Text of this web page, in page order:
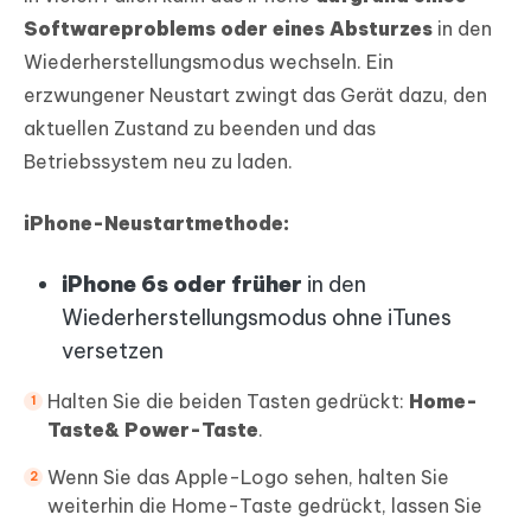
Softwareproblems oder eines Absturzes in den
Wiederherstellungsmodus wechseln. Ein
erzwungener Neustart zwingt das Gerät dazu, den
aktuellen Zustand zu beenden und das
Betriebssystem neu zu laden.
iPhone-Neustartmethode:
iPhone 6s oder früher in den
Wiederherstellungsmodus ohne iTunes
versetzen
Halten Sie die beiden Tasten gedrückt: Home-
Taste& Power-Taste.
Wenn Sie das Apple-Logo sehen, halten Sie
weiterhin die Home-Taste gedrückt, lassen Sie